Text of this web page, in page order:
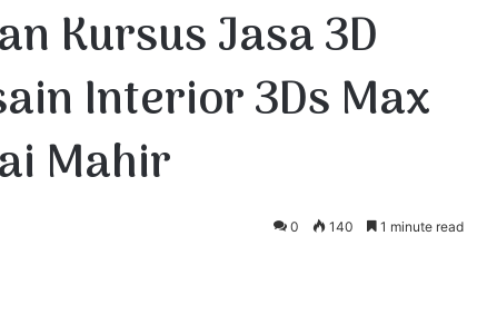
Kursus Jasa 3D
Interior 3Ds Max
Mahir
0 140 1 minute read